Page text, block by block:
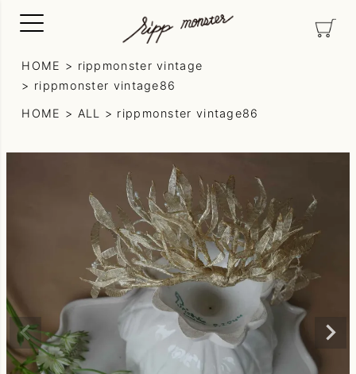
HOME
rippmonster vintage
rippmonster vintage86
HOME ALL rippmonster vintage86